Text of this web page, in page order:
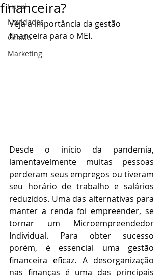
Fiscal
Novidades
Gestão
Marketing
financeira?
Veja a importância da gestão
financeira para o MEI.
Desde o início da pandemia,
lamentavelmente muitas pessoas
perderam seus empregos ou tiveram
seu horário de trabalho e salários
reduzidos. Uma das alternativas para
manter a renda foi empreender, se
tornar um Microempreendedor
Individual. Para obter sucesso
porém, é essencial uma gestão
financeira eficaz. A desorganização
nas finanças é uma das principais